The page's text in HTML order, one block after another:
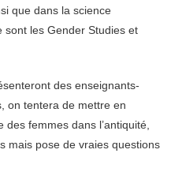
que dans la science
sont les Gender Studies et
des enseignants-
on tentera de mettre en
des femmes dans l’antiquité,
mais pose de vraies questions